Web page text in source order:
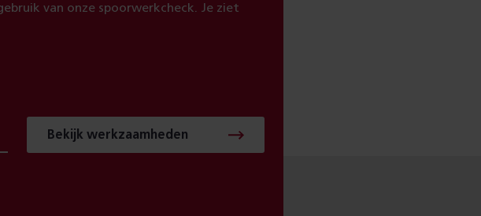
van onze spoorwerkcheck. Je ziet
Bekijk werkzaamheden